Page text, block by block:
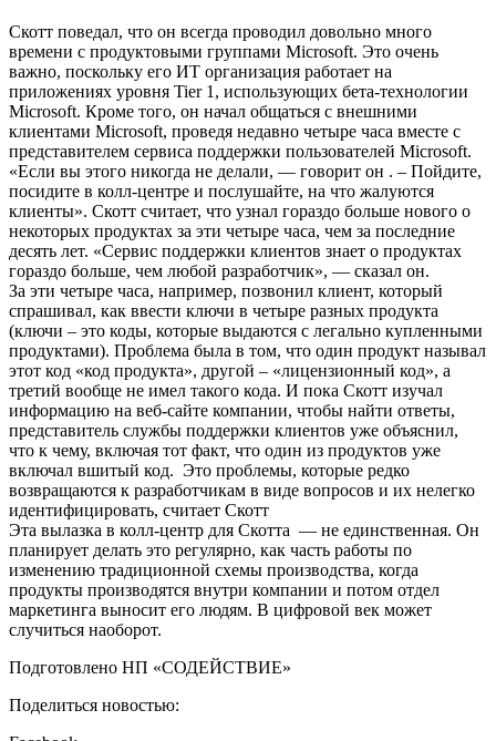
Скотт поведал, что он всегда проводил довольно много
времени с продуктовыми группами Microsoft. Это очень
важно, поскольку его ИТ организация работает на
приложениях уровня Tier 1, использующих бета-технологии
Microsoft. Кроме того, он начал общаться с внешними
клиентами Microsoft, проведя недавно четыре часа вместе с
представителем сервиса поддержки пользователей Microsoft.
«Если вы этого никогда не делали, — говорит он . – Пойдите,
посидите в колл-центре и послушайте, на что жалуются
клиенты». Скотт считает, что узнал гораздо больше нового о
некоторых продуктах за эти четыре часа, чем за последние
десять лет. «Сервис поддержки клиентов знает о продуктах
гораздо больше, чем любой разработчик», — сказал он.
За эти четыре часа, например, позвонил клиент, который
спрашивал, как ввести ключи в четыре разных продукта
(ключи – это коды, которые выдаются с легально купленными
продуктами). Проблема была в том, что один продукт называл
этот код «код продукта», другой – «лицензионный код», а
третий вообще не имел такого кода. И пока Скотт изучал
информацию на веб-сайте компании, чтобы найти ответы,
представитель службы поддержки клиентов уже объяснил,
что к чему, включая тот факт, что один из продуктов уже
включал вшитый код. Это проблемы, которые редко
возвращаются к разработчикам в виде вопросов и их нелегко
идентифицировать, считает Скотт
Эта вылазка в колл-центр для Скотта — не единственная. Он
планирует делать это регулярно, как часть работы по
изменению традиционной схемы производства, когда
продукты производятся внутри компании и потом отдел
маркетинга выносит его людям. В цифровой век может
случиться наоборот.
Подготовлено НП «СОДЕЙСТВИЕ»
Поделиться новостью: